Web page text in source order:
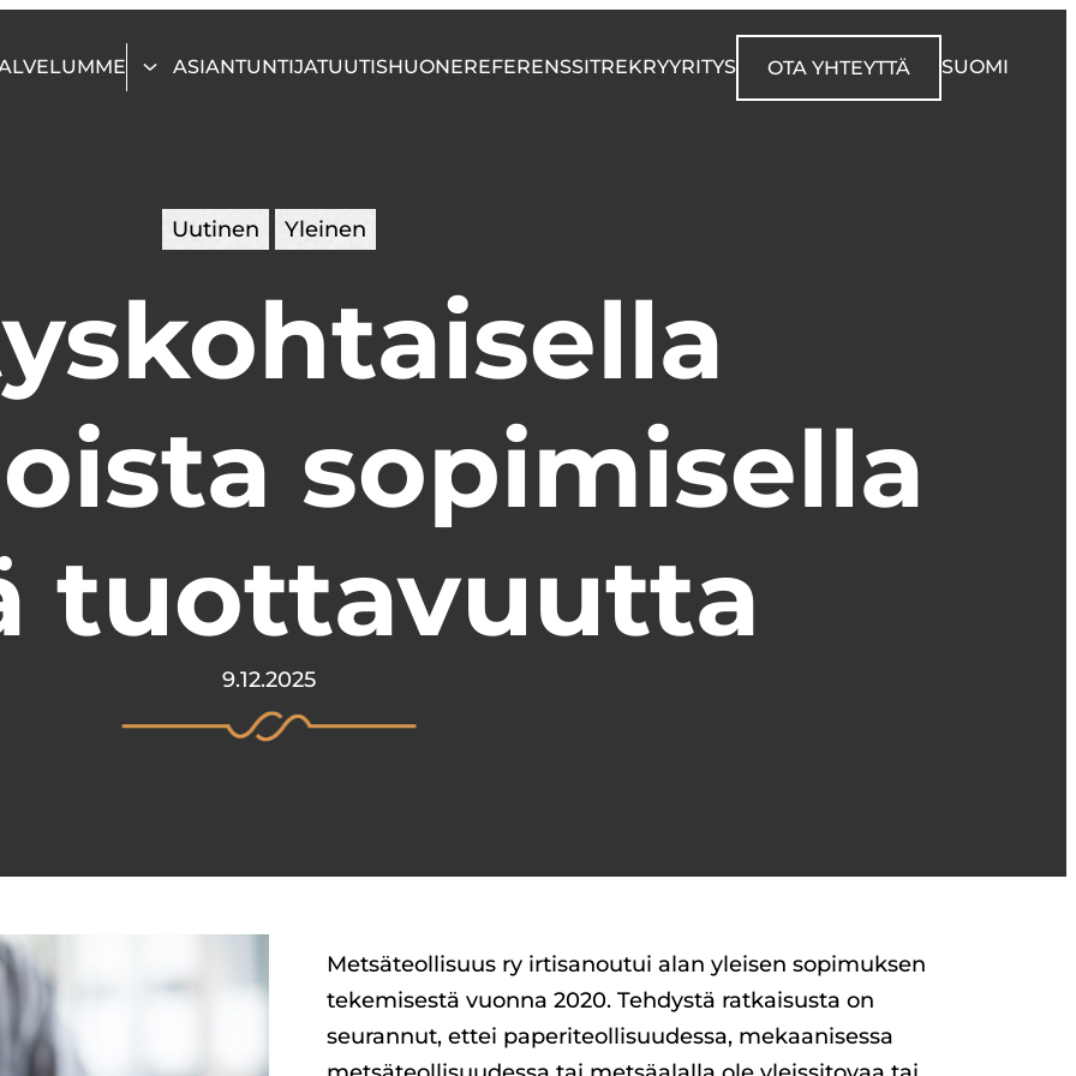
ASIANTUNTIJATUUTISHUONEREFERENSSITREKRYYRITYS OTA YHTEYTTÄ SUOMI
Uutinen Yleinen
sopimisella
tuottavuutta
9.12.2025
Metsäteollisuus ry irtisanoutui alan yleisen sopimuksen
tekemisestä vuonna 2020. Tehdystä ratkaisusta on
seurannut, ettei paperiteollisuudessa, mekaanisessa